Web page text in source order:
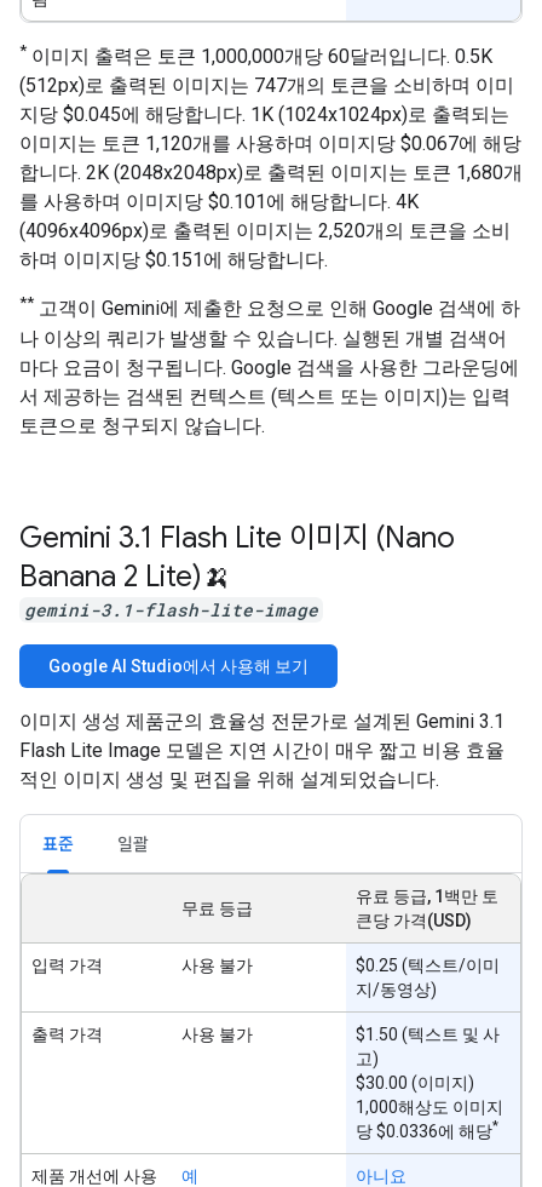
* 이미지 출력은 토큰 1,000,000개당 60달러입니다. 0.5K
(512px)로 출력된 이미지는 747개의 토큰을 소비하며 이미
지당 $0.045에 해당합니다. 1K (1024x1024px)로 출력되는
이미지는 토큰 1,120개를 사용하며 이미지당 $0.067에 해당
합니다. 2K (2048x2048px)로 출력된 이미지는 토큰 1,680개
를 사용하며 이미지당 $0.101에 해당합니다. 4K
(4096x4096px)로 출력된 이미지는 2,520개의 토큰을 소비
하며 이미지당 $0.151에 해당합니다.
** 고객이 Gemini에 제출한 요청으로 인해 Google 검색에 하
나 이상의 쿼리가 발생할 수 있습니다. 실행된 개별 검색어
마다 요금이 청구됩니다. Google 검색을 사용한 그라운딩에
서 제공하는 검색된 컨텍스트 (텍스트 또는 이미지)는 입력
토큰으로 청구되지 않습니다.
Gemini 3.1 Flash Lite 이미지 (Nano
Banana 2 Lite)🍌
gemini-3.1-flash-lite-image
Google AI Studio에서 사용해 보기
이미지 생성 제품군의 효율성 전문가로 설계된 Gemini 3.1
Flash Lite Image 모델은 지연 시간이 매우 짧고 비용 효율
적인 이미지 생성 및 편집을 위해 설계되었습니다.
표준 일괄
무료 등급
유료 등급, 1백만 토
큰당 가격(USD)
입력 가격 사용 불가
$0.25 (텍스트/이미
지/동영상)
출력 가격 사용 불가
$1.50 (텍스트 및 사
고)
$30.00 (이미지)
1,000해상도 이미지
당 $0.0336에 해당*
제품 개선에 사용 예 아니요